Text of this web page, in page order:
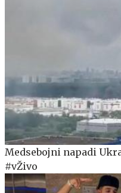
Medsebojni napadi
#vŽivo